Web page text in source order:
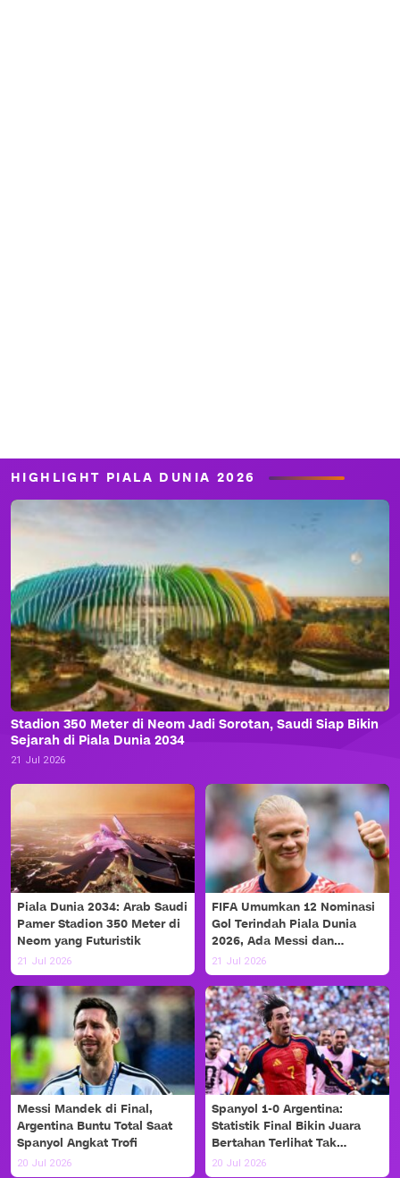
HIGHLIGHT PIALA DUNIA 2026
Stadion 350 Meter di Neom Jadi Sorotan, Saudi Siap Bikin
Sejarah di Piala Dunia 2034
21 Jul 2026
Piala Dunia 2034: Arab Saudi
Pamer Stadion 350 Meter di
Neom yang Futuristik
21 Jul 2026
FIFA Umumkan 12 Nominasi
Gol Terindah Piala Dunia
2026, Ada Messi dan
Haaland!
21 Jul 2026
Messi Mandek di Final,
Argentina Buntu Total Saat
Spanyol Angkat Trofi
20 Jul 2026
Spanyol 1-0 Argentina:
Statistik Final Bikin Juara
Bertahan Terlihat Tak
Berdaya
20 Jul 2026